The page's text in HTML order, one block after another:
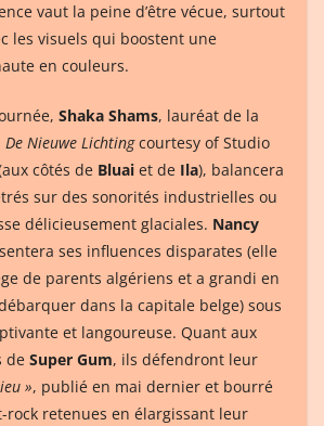
vaut la peine d’être vécue, surtout
les visuels qui boostent une
en couleurs.
Shaka Shams, lauréat de la
De Nieuwe Lichtingcourtesy of Studio
côtés de Bluai et de Ila), balancera
sur des sonorités industrielles ou
délicieusement glaciales. Nancy
ses influences disparates (elle
de parents algériens et a grandi en
dans la capitale belge) sous
et langoureuse. Quant aux
de Super Gum, ils défendront leur
», publié en mai dernier et bourré
rock retenues en élargissant leur